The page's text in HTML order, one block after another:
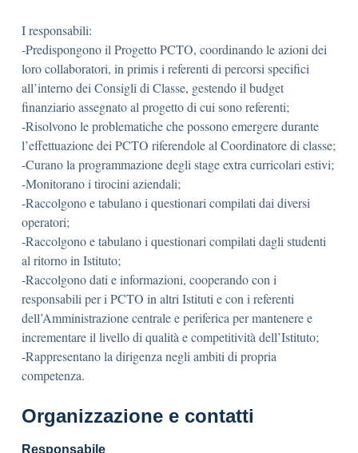
I responsabili:
-Predispongono il Progetto PCTO, coordinando le azioni dei
loro collaboratori, in primis i referenti di percorsi specifici
all’interno dei Consigli di Classe, gestendo il budget
finanziario assegnato al progetto di cui sono referenti;
-Risolvono le problematiche che possono emergere durante
l’effettuazione dei PCTO riferendole al Coordinatore di classe;
-Curano la programmazione degli stage extra curricolari estivi;
-Monitorano i tirocini aziendali;
-Raccolgono e tabulano i questionari compilati dai diversi
operatori;
-Raccolgono e tabulano i questionari compilati dagli studenti
al ritorno in Istituto;
-Raccolgono dati e informazioni, cooperando con i
responsabili per i PCTO in altri Istituti e con i referenti
dell’Amministrazione centrale e periferica per mantenere e
incrementare il livello di qualità e competitività dell’Istituto;
-Rappresentano la dirigenza negli ambiti di propria
competenza.
Organizzazione e contatti
Responsabile